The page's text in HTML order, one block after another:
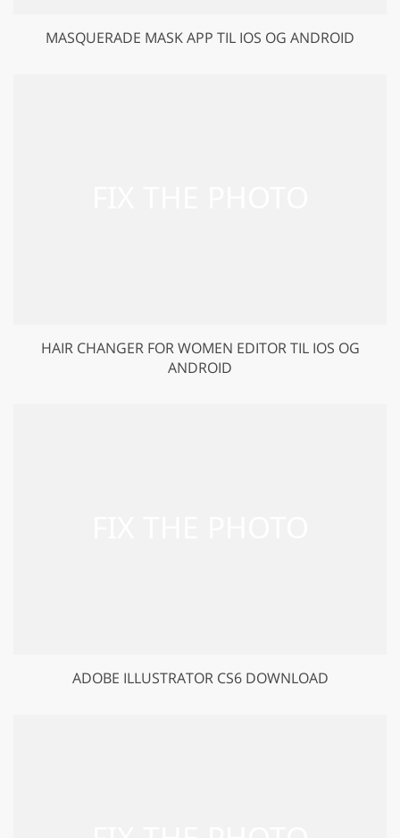
MASQUERADE MASK APP TIL IOS OG ANDROID
HAIR CHANGER FOR WOMEN EDITOR TIL IOS OG
ANDROID
ADOBE ILLUSTRATOR CS6 DOWNLOAD